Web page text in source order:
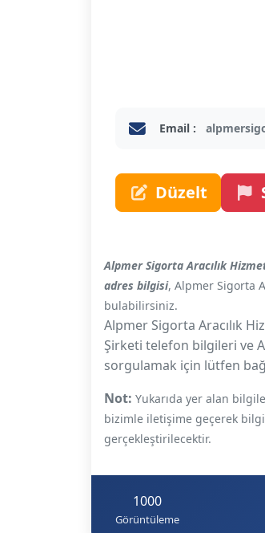
Email :
Düzelt
Alpmer Sigorta Aracılık
adres bilgisi, Alpmer Sigorta
bulabilirsiniz.
Alpmer Sigorta Aracılık
Şirketi telefon bilgileri ve
sorgulamak için lütfen
Not: Yukarıda yer alan
bizimle iletişime geçerek
gerçekleştirilecektir.
1000
Görüntüleme